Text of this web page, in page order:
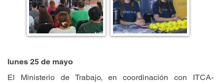
lunes 25 de mayo
El Ministerio de Trabajo, en coordinación con ITCA-